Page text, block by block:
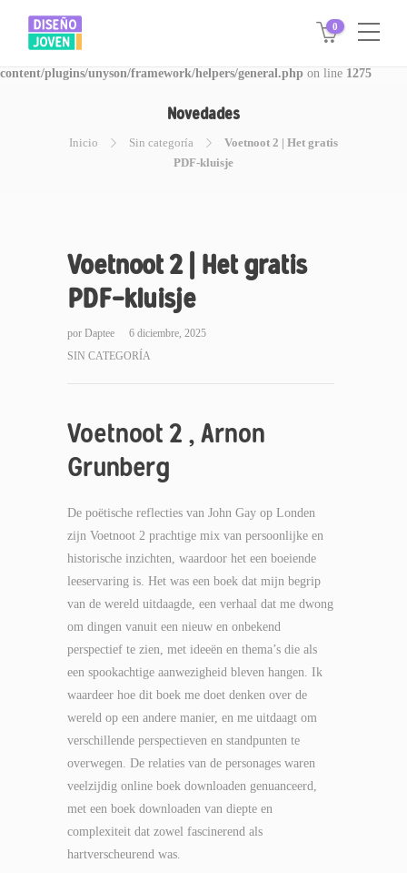
Warning: Invalid argument supplied for foreach() in
/www/disegnojoven.com.ar/htdocs/wp-
content/plugins/unyson/framework/helpers/general.php on line 1275
0
Novedades
Inicio Sin categoría
Voetnoot 2 | Het gratis
PDF-kluisje
Voetnoot 2 | Het gratis
PDF-kluisje
por Daptee
6 diciembre, 2025
SIN CATEGORÍA
Voetnoot 2 , Arnon
Grunberg
De poëtische reflecties van John Gay op Londen
zijn Voetnoot 2 prachtige mix van persoonlijke en
historische inzichten, waardoor het een boeiende
leeservaring is. Het was een boek dat mijn begrip
van de wereld uitdaagde, een verhaal dat me dwong
om dingen vanuit een nieuw en onbekend
perspectief te zien, met ideeën en thema’s die als
een spookachtige aanwezigheid bleven hangen. Ik
waardeer hoe dit boek me doet denken over de
wereld op een andere manier, en me uitdaagt om
verschillende perspectieven en standpunten te
overwegen. De relaties van de personages waren
veelzijdig online boek downloaden genuanceerd,
met een boek downloaden van diepte en
complexiteit dat zowel fascinerend als
hartverscheurend was.